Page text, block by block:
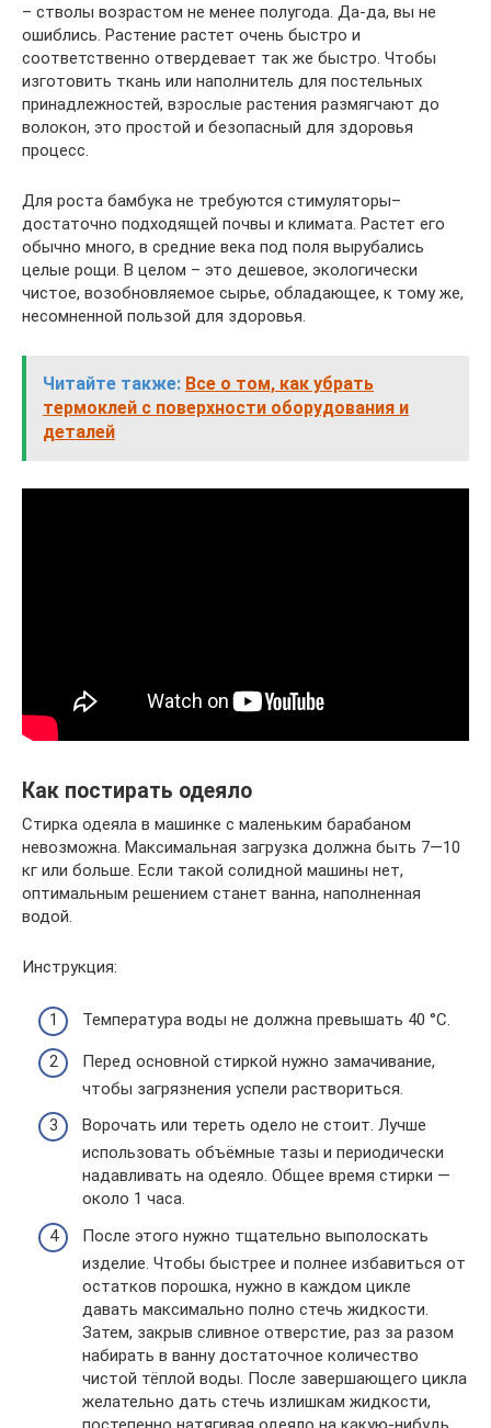
– стволы возрастом не менее полугода. Да-да, вы не
ошиблись. Растение растет очень быстро и
соответственно отвердевает так же быстро. Чтобы
изготовить ткань или наполнитель для постельных
принадлежностей, взрослые растения размягчают до
волокон, это простой и безопасный для здоровья
процесс.
Для роста бамбука не требуются стимуляторы–
достаточно подходящей почвы и климата. Растет его
обычно много, в средние века под поля вырубались
целые рощи. В целом – это дешевое, экологически
чистое, возобновляемое сырье, обладающее, к тому же,
несомненной пользой для здоровья.
Читайте также: Все о том, как убрать
термоклей с поверхности оборудования и
деталей
Как постирать одеяло
Стирка одеяла в машинке с маленьким барабаном
невозможна. Максимальная загрузка должна быть 7—10
кг или больше. Если такой солидной машины нет,
оптимальным решением станет ванна, наполненная
водой.
Инструкция:
Температура воды не должна превышать 40 °С.
Перед основной стиркой нужно замачивание,
чтобы загрязнения успели раствориться.
Ворочать или тереть одело не стоит. Лучше
использовать объёмные тазы и периодически
надавливать на одеяло. Общее время стирки —
около 1 часа.
После этого нужно тщательно выполоскать
изделие. Чтобы быстрее и полнее избавиться от
остатков порошка, нужно в каждом цикле
давать максимально полно стечь жидкости.
Затем, закрыв сливное отверстие, раз за разом
набирать в ванну достаточное количество
чистой тёплой воды. После завершающего цикла
желательно дать стечь излишкам жидкости,